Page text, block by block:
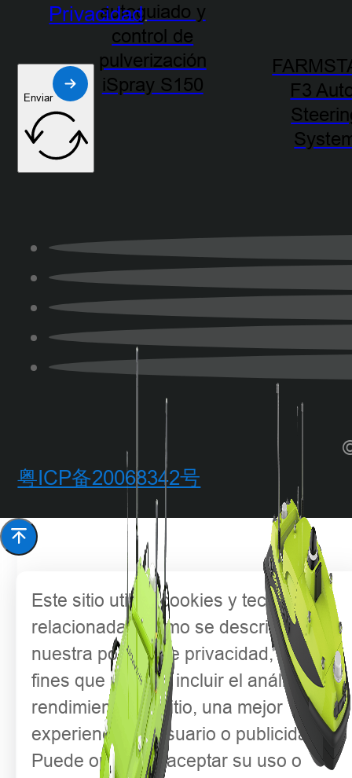
autoguiado y
control de
pulverización
iSpray S150
F3
Privacidad.
Enviar
粤ICP备20068342号
Este sitio utiliza cookies y tecnologías
relacionadas, como se describe en
nuestra política de privacidad, para
fines que pueden incluir el análisis del
rendimiento del sitio, una mejor
experiencia de usuario o publicidad.
Puede optar por aceptar su uso o